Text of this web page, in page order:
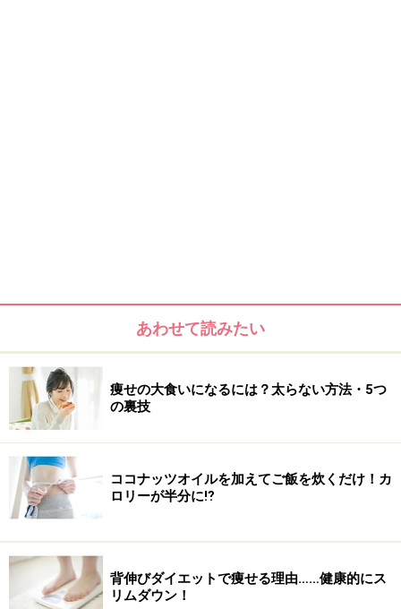
代表です。コルチゾールが及ぼす影響をご説明します。
■免疫機能の低下
血圧や血糖レベルを高め、免疫機能の低下をもたらしま
す。また、脂肪の合成を促す働きがあるため、肥満を促
進します。
■成長ホルモンの分泌の低下
体内の成長ホルモンの分泌量が減少し、その影響で脂肪
燃焼が妨げられ脂肪が溜まります。成長ホルモンは若返
りホルモンとも呼ばれ、分泌量が低下することで肌も荒
あわせて読みたい
痩せの大食いになるには？太らない方法・5つ
の裏技
ココナッツオイルを加えてご飯を炊くだけ！カ
ロリーが半分に⁉
背伸びダイエットで痩せる理由……健康的にス
リムダウン！